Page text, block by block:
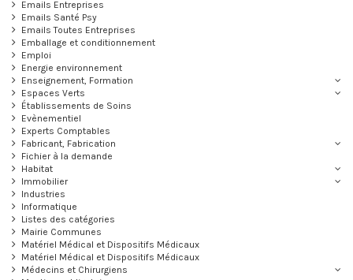
Emails Entreprises
Emails Santé Psy
Emails Toutes Entreprises
Emballage et conditionnement
Emploi
Energie environnement
Enseignement, Formation
Espaces Verts
Établissements de Soins
Evènementiel
Experts Comptables
Fabricant, Fabrication
Fichier à la demande
Habitat
Immobilier
Industries
Informatique
Listes des catégories
Mairie Communes
Matériel Médical et Dispositifs Médicaux
Matériel Médical et Dispositifs Médicaux
Médecins et Chirurgiens